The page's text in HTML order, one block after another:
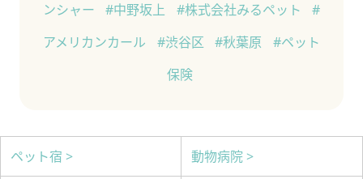
ンシャー #中野坂上 #株式会社みるペット
#
アメリカンカール
#渋谷区 #秋葉原
#ペット
保険
ペット宿 > 動物病院 >